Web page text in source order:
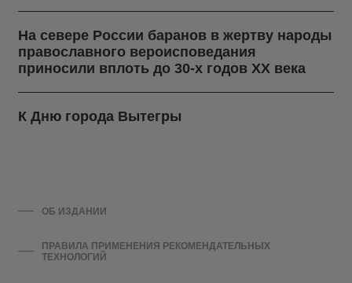
На севере России баранов в жертву народы
православного вероисповедания
приносили вплоть до 30-х годов ХХ века
К Дню города Вытегры
ОБ ИЗДАНИИ
ПРАВИЛА ПРИМЕНЕНИЯ РЕКОМЕНДАТЕЛЬНЫХ
ТЕХНОЛОГИЙ